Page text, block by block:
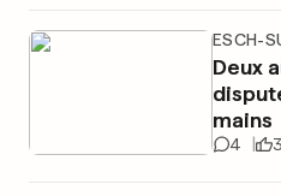
ESCH-
Deux
mains
4